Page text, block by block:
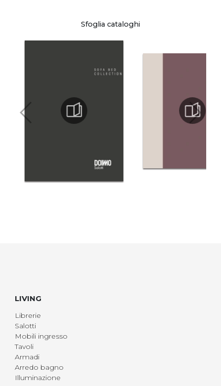
Sfoglia cataloghi
LIVING
Librerie
Salotti
Mobili ingresso
Tavoli
Armadi
Arredo bagno
Illuminazione